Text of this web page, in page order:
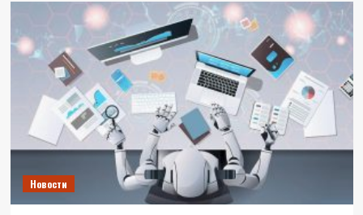
Новости